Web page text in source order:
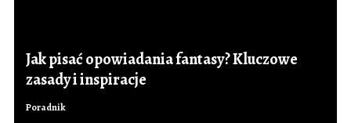
Jak pisać opowiadania fantasy? Kluczowe
zasady i inspiracje
Poradnik